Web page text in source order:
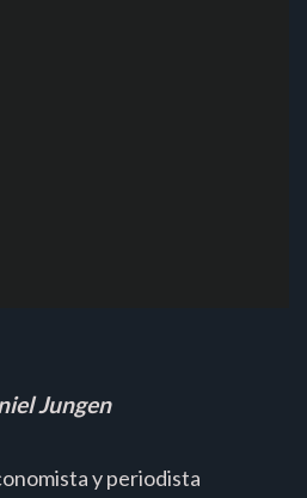
Jungen
y periodista